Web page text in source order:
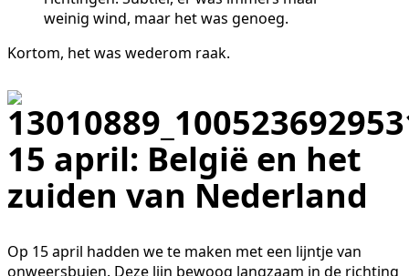
weinig wind, maar het was genoeg.
Kortom, het was wederom raak.
15 april: België en het
zuiden van Nederland
Op 15 april hadden we te maken met een lijntje van
onweersbuien. Deze lijn bewoog langzaam in de richting